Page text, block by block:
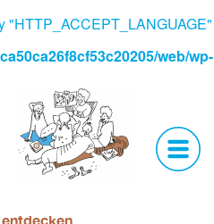
"HTTP_ACCEPT_LANGUAGE"
web/wp-